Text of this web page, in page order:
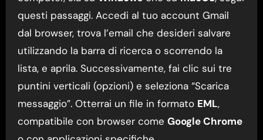
questi passaggi. Accedi al tuo account Gmail
dal browser, trova l’email che desideri salvare
utilizzando la barra di ricerca o scorrendo la
lista, e aprila. Successivamente, fai clic sui tre
puntini verticali (opzioni) e seleziona “Scarica
messaggio”. Otterrai un file in formato EML,
compatibile con browser come Google Chrome